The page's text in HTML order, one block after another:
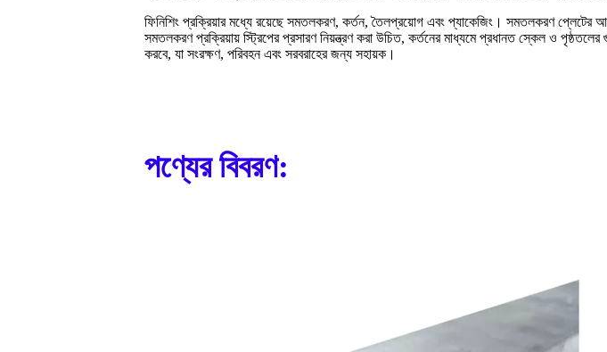
ফিনিশিং প্রক্রিয়ার মধ্যে রয়েছে সমতলকরণ, কর্তন, তৈলপ্রয়োগ এবং প্যাকেজিং। সমতলকরণ প্লেটের
সমতলকরণ প্রক্রিয়ায় স্ট্রিপের প্রসারণ নিয়ন্ত্রণ করা উচিত, কর্তনের মাধ্যমে প্রধানত স্কেল ও
করবে, যা সংরক্ষণ, পরিবহন এবং সরবরাহের জন্য সহায়ক।
পণ্যের বিবরণ: